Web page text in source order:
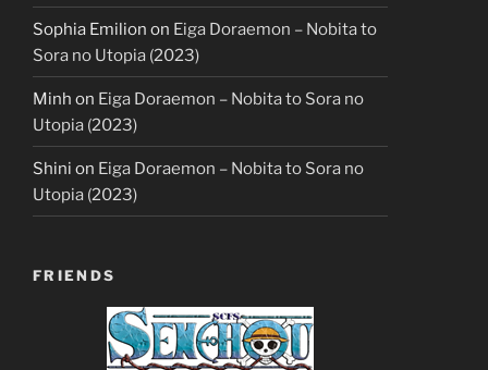
Sophia Emilion on Eiga Doraemon – Nobita to
Sora no Utopia (2023)
Minh on Eiga Doraemon – Nobita to Sora no
Utopia (2023)
Shini on Eiga Doraemon – Nobita to Sora no
Utopia (2023)
FRIENDS